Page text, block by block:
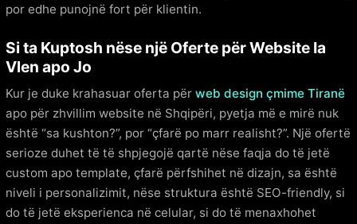
por edhe punojnë fort për klientin.
Si ta Kuptosh nëse një Oferte për Website Ia
Vlen apo Jo
Kur je duke krahasuar oferta për web design çmime Tiranë
apo për zhvillim website në Shqipëri, pyetja më e mirë nuk
është “sa kushton?”, por “çfarë po marr realisht?”. Një ofertë
serioze duhet të të shpjegojë qartë nëse faqja do të jetë
custom apo template, çfarë përfshihet në dizajn, sa është
niveli i personalizimit, nëse struktura është SEO-friendly, si
do të jetë eksperienca në celular, si do të menaxhohet